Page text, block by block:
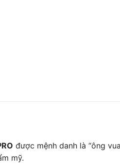
được mệnh danh là “ông
mỹ.